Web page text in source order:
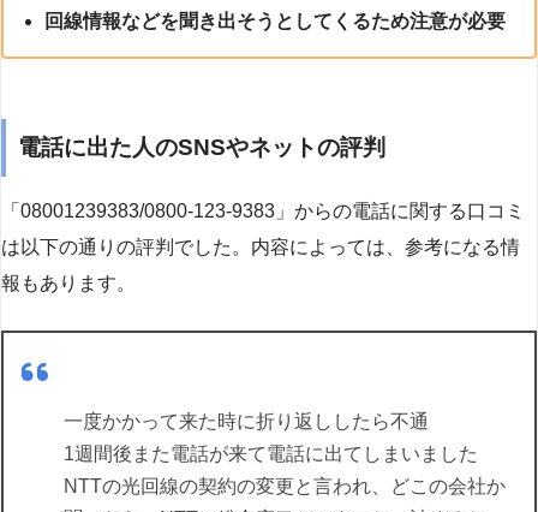
回線情報などを聞き出そうとしてくるため注意が必要
電話に出た人のSNSやネットの評判
「08001239383/0800-123-9383」からの電話に関する口コミ
は以下の通りの評判でした。内容によっては、参考になる情
報もあります。
一度かかって来た時に折り返ししたら不通
1週間後また電話が来て電話に出てしまいました
NTTの光回線の契約の変更と言われ、どこの会社か